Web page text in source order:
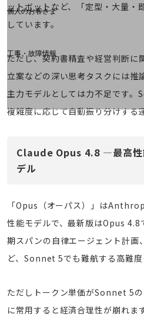
個人のお客さま
NTTドコモ
工事・故障情報
お客さまサポートサイト
ットボットなど、「定型・大量・
しています。
ただし、契約書精査や経営判断に
立案などの深い思考タスクには推
主力モデルとしては力不足です
複雑度に応じて自動振り分けする
Claude Opus 4.8 ―最高性
デル
「Opus（オーパス）」は
性能モデルで、最新版はOpus 4.8
期スパンの自律エージェント計画
ど、Sonnet 5でも難航する高難度
ただしトークン単価がSonnet 5
に常用すると経済合理性が崩れ